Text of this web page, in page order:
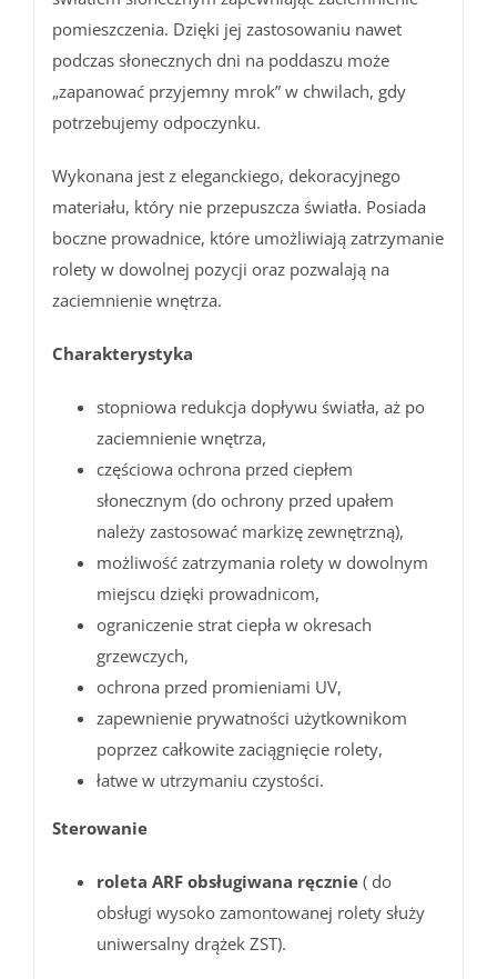
pomieszczenia. Dzięki jej zastosowaniu nawet
podczas słonecznych dni na poddaszu może
„zapanować przyjemny mrok” w chwilach, gdy
potrzebujemy odpoczynku.
Wykonana jest z eleganckiego, dekoracyjnego
materiału, który nie przepuszcza światła. Posiada
boczne prowadnice, które umożliwiają zatrzymanie
rolety w dowolnej pozycji oraz pozwalają na
zaciemnienie wnętrza.
Charakterystyka
stopniowa redukcja dopływu światła, aż po
zaciemnienie wnętrza,
częściowa ochrona przed ciepłem
słonecznym (do ochrony przed upałem
należy zastosować markizę zewnętrzną),
możliwość zatrzymania rolety w dowolnym
miejscu dzięki prowadnicom,
ograniczenie strat ciepła w okresach
grzewczych,
ochrona przed promieniami UV,
zapewnienie prywatności użytkownikom
poprzez całkowite zaciągnięcie rolety,
łatwe w utrzymaniu czystości.
Sterowanie
roleta ARF obsługiwana ręcznie( do
obsługi wysoko zamontowanej rolety służy
uniwersalny drążek ZST).